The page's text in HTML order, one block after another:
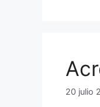
20 julio